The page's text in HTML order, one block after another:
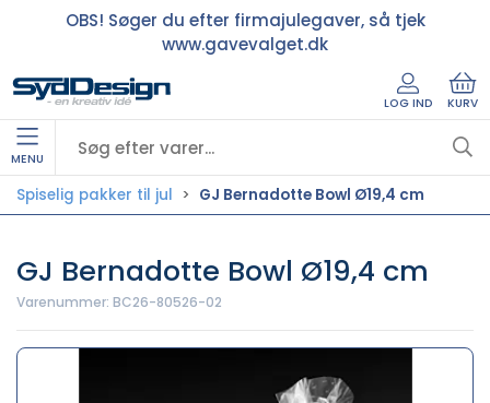
OBS! Søger du efter firmajulegaver, så tjek
www.gavevalget.dk
LOG IND KURV
MENU
Spiselig pakker til jul GJ Bernadotte Bowl Ø19,4 cm
GJ Bernadotte Bowl Ø19,4 cm
Varenummer: BC26-80526-02